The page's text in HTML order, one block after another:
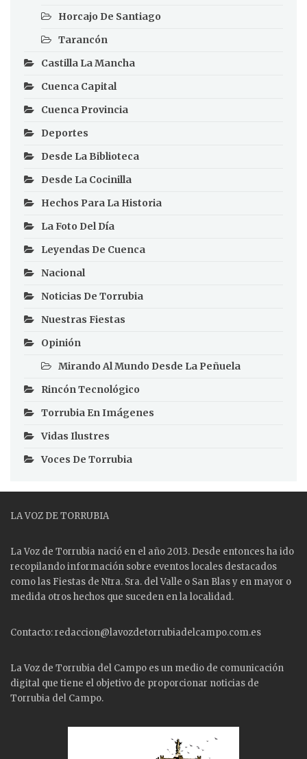
Horcajo De Santiago
Tarancón
Castilla La Mancha
Cuenca Capital
Cuenca Provincia
Deportes
Desde La Biblioteca
Desde La Cocinilla
Hechos Para La Historia
La Foto Del Día
Leyendas De Cuenca
Nacional
Noticias De Torrubia
Nuestras Fiestas
Opinión
Mirando Al Mundo Desde La Peñuela
Rincón Tecnológico
Torrubia En Imágenes
Vidas Ilustres
Voces De Torrubia
LA VOZ DE TORRUBIA
La Voz de Torrubia nació en el año 2013. Desde entonces ha ido
recopilando información sobre eventos locales destacados
como las Fiestas de Ntra. Sra. del Valle o San Blas y en mayor o
medida otros hechos que suceden en la localidad.
Contacto: redaccion@lavozdetorrubiadelcampo.com.es
La Voz de Torrubia del Campo es un medio de comunicación
digital que tiene el objetivo de proporcionar noticias de
Torrubia del Campo.